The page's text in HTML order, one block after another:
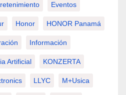
Eventos
Honor HONOR Panamá
Información
Artificial KONZERTA
LLYC M+usica